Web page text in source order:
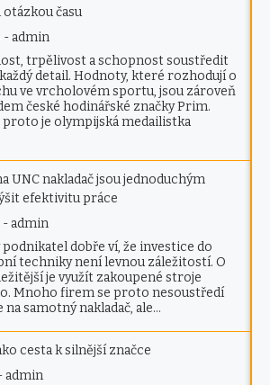
času
- admin
trpělivost a schopnost soustředit
detail. Hodnoty, které rozhodují o
ve vrcholovém sportu, jsou zároveň
české hodinářské značky Prim.
proto je olympijská medailistka
UNC nakladač jsou jednoduchým
efektivitu práce
- admin
podnikatel dobře ví, že investice do
techniky není levnou záležitostí. O
je využít zakoupené stroje
Mnoho firem se proto nesoustředí
na samotný nakladač, ale…
cesta k silnější značce
admin